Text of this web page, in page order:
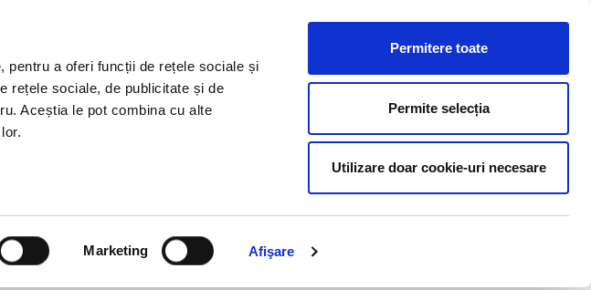
pentru a oferi funcții de rețele sociale și
rețele sociale, de publicitate și de
Aceștia le pot combina cu alte
Marketing Afişare
Permitere toate
Permite selecția
Utilizare doar cookie-uri necesare
CONTACT